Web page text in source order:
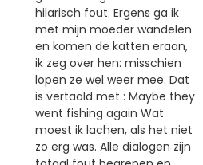
hilarisch fout. Ergens ga ik
met mijn moeder wandelen
en komen de katten eraan,
ik zeg over hen: misschien
lopen ze wel weer mee. Dat
is vertaald met : Maybe they
went fishing again Wat
moest ik lachen, als het niet
zo erg was. Alle dialogen zijn